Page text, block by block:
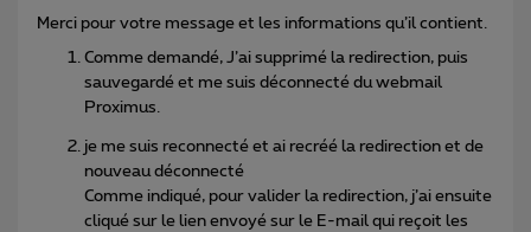
Merci pour votre message et les informations qu’il contient.
Comme demandé, J’ai supprimé la redirection, puis
sauvegardé et me suis déconnecté du webmail
Proximus.
je me suis reconnecté et ai recréé la redirection et de
nouveau déconnecté
Comme indiqué, pour valider la redirection, j’ai ensuite
cliqué sur le lien envoyé sur le E-mail qui reçoit les